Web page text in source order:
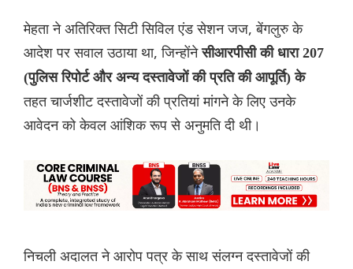
मेहता ने अतिरिक्त सिटी सिविल एंड सेशन जज, बेंगलुरु के
आदेश पर सवाल उठाया था, जिन्होंनेसीआरपीसी की धारा 207
(पुलिस रिपोर्ट और अन्य दस्तावेजों की प्रति की आपूर्ति) के
तहत चार्जशीट दस्तावेजों की प्रतियां मांगने के लिए उनके
आवेदन को केवल आंशिक रूप से अनुमति दी थी।
निचली अदालत ने आरोप पत्र के साथ संलग्न दस्तावेजों की